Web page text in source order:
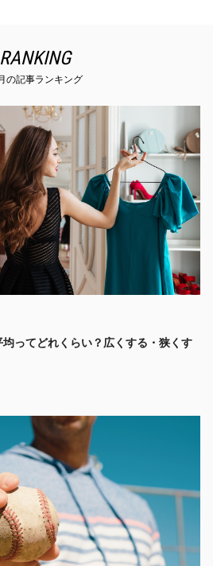
RANKING
の記事ランキング
均ってどれくらい？広くする・狭くす